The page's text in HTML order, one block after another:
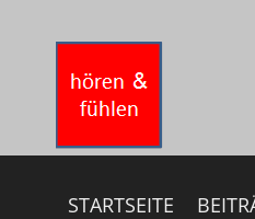
springen
STARTSEITE